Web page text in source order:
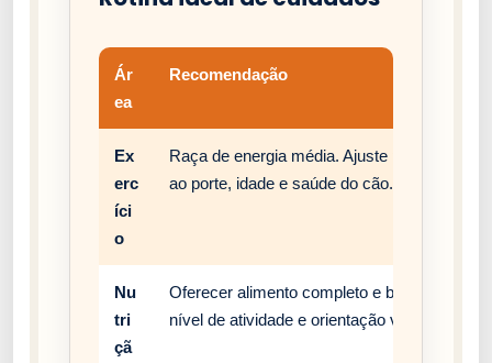
Ár
ea
Recomendação
Ex
erc
íci
o
Raça de energia média. Ajuste passeios,
ao porte, idade e saúde do cão.
Nu
tri
çã
Oferecer alimento completo e balanceado,
nível de atividade e orientação veterinária.